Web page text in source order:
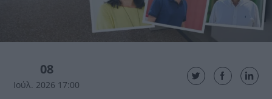
08
Ιούλ. 2026 17:00